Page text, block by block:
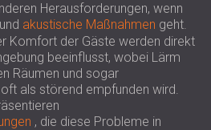
Herausforderungen, wenn
und akustische Maßnahmen geht.
Komfort der Gäste werden direkt
beeinflusst, wobei Lärm
Räumen und sogar
als störend empfunden wird.
, die diese Probleme in